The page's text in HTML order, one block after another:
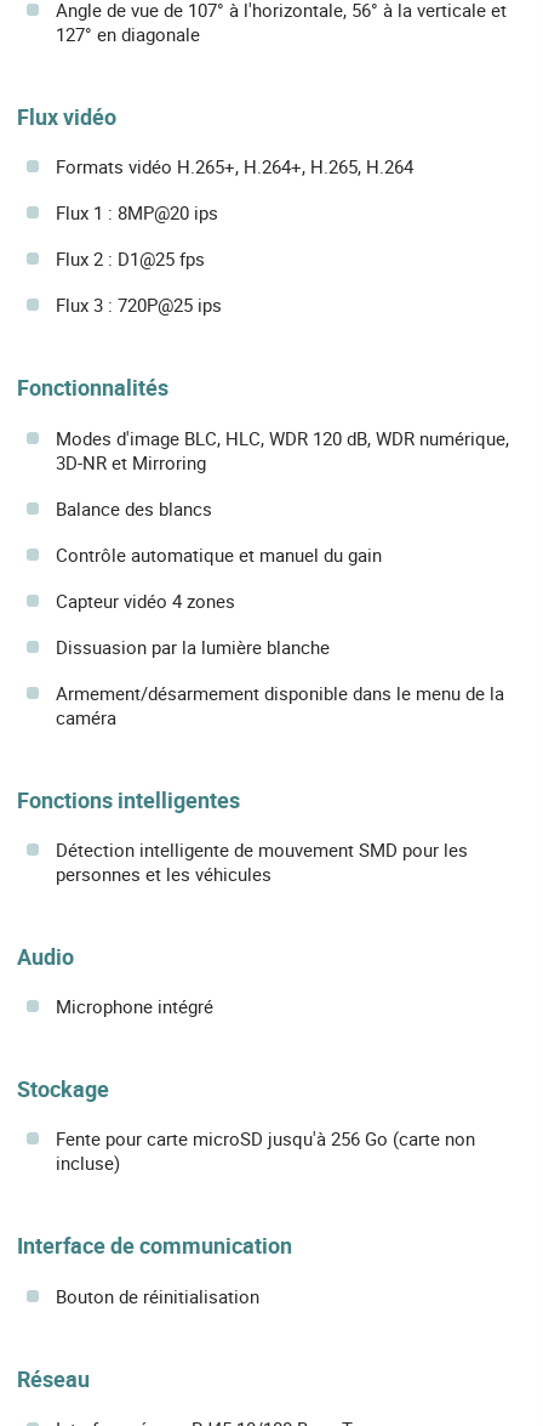
Angle de vue de 107° à l'horizontale, 56° à la verticale et
127° en diagonale
Flux vidéo
Formats vidéo H.265+, H.264+, H.265, H.264
Flux 1 : 8MP@20 ips
Flux 2 : D1@25 fps
Flux 3 : 720P@25 ips
Fonctionnalités
Modes d'image BLC, HLC, WDR 120 dB, WDR numérique,
3D-NR et Mirroring
Balance des blancs
Contrôle automatique et manuel du gain
Capteur vidéo 4 zones
Dissuasion par la lumière blanche
Armement/désarmement disponible dans le menu de la
caméra
Fonctions intelligentes
Détection intelligente de mouvement SMD pour les
personnes et les véhicules
Audio
Microphone intégré
Stockage
Fente pour carte microSD jusqu'à 256 Go (carte non
incluse)
Interface de communication
Bouton de réinitialisation
Réseau